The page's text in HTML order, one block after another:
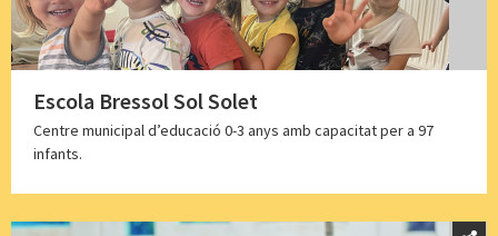
Escola Bressol Sol Solet
Centre municipal d’educació 0-3 anys amb capacitat per a 97
infants.